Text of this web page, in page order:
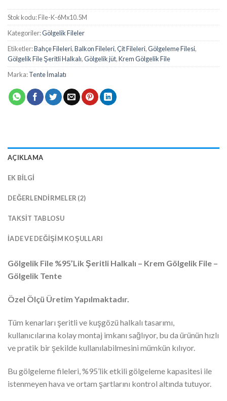
Stok kodu:File-K-6Mx10.5M
Kategoriler:Gölgelik Fileler
Etiketler:Bahçe Fileleri,Balkon Fileleri,Çit Fileleri,Gölgeleme Filesi,
Gölgelik File Şeritli Halkalı,Gölgelik jüt,Krem Gölgelik File
Marka:Tente İmalatı
AÇIKLAMA
EK BILGI
DEĞERLENDIRMELER (2)
TAKSIT TABLOSU
İADE VE DEĞIŞIM KOŞULLARI
Gölgelik File %95’Lik Şeritli Halkalı – Krem Gölgelik File –
Gölgelik Tente
Özel Ölçü Üretim Yapılmaktadır.
Tüm kenarları şeritli ve kuşgözü halkalı tasarımı,
kullanıcılarına kolay montaj imkanı sağlıyor, bu da ürünün hızlı
ve pratik bir şekilde kullanılabilmesini mümkün kılıyor.
Bu gölgeleme fileleri, %95’lik etkili gölgeleme kapasitesi ile
istenmeyen hava ve ortam şartlarını kontrol altında tutuyor.